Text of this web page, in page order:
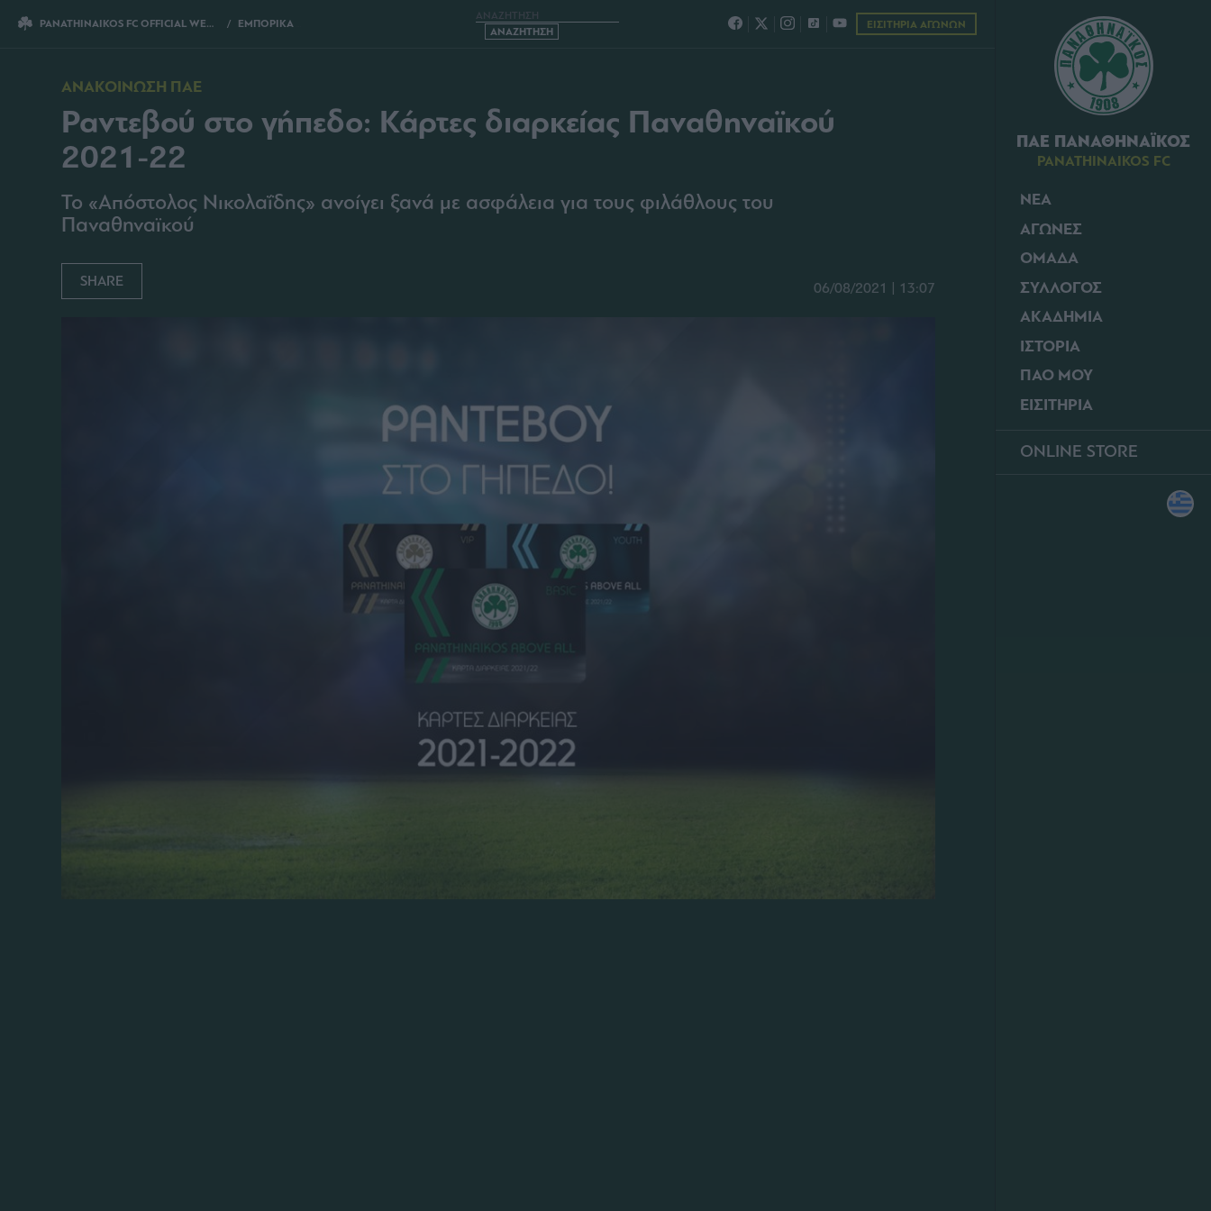
ΠΑΕ ΠΑΝΑΘΗΝΑΪΚΟΣ
PANATHINAIKOS FC
ΝΕΑ
ΑΓΩΝΕΣ
ΟΜΑΔΑ
ΣΥΛΛΟΓΟΣ
ΑΚΑΔΗΜΙΑ
ΙΣΤΟΡΙΑ
ΠΑΟ ΜΟΥ
ΕΙΣΙΤΗΡΙΑ
ONLINE STORE
PANATHINAIKOS FC OFFICIAL WEBSITE ΕΜΠΟΡΙΚΑ ΕΙΣΙΤΗΡΙΑ ΑΓΩΝΩΝ
ΑΝΑΚΟΙΝΩΣΗ ΠΑΕ
Ραντεβού στο γήπεδο: Κάρτες διαρκείας Παναθηναϊκού
2021-22
Το «Απόστολος Νικολαΐδης» ανοίγει ξανά με ασφάλεια για τους φιλάθλους του
Παναθηναϊκού
SHARE 06/08/2021 | 13:07